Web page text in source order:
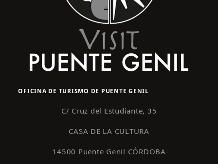
OFICINA DE TURISMO DE PUENTE GENIL
C/ Cruz del Estudiante, 35
CASA DE LA CULTURA
14500 Puente Genil CÓRDOBA